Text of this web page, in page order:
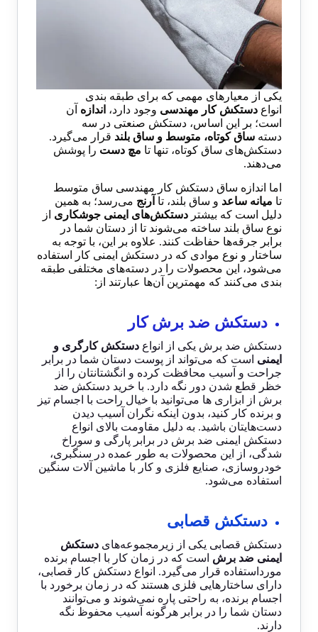
یکی از معیارهای مهمی که برای طبقه بندی
انواع دستکش کار مهندسی وجود دارد، اندازه آن
است؛ بر این اساس، دستکش صنعتی در سه
دستهساق کوتاه، متوسط و ساق بلند قرار می‌گیرد.
دستکش‌های ساق کوتاه، تنها تا مچ دست را پوشش
می‌دهند.
اما اندازه ساق دستکش کار مهندسی ساق متوسط
تا میانه ساعد و ساق بلند، تا آرنج می‌رسد؛ به همین
دلیل است که بیشتردستکش‌های ایمنی جوشکاری از
نوع ساق بلند ساخته می‌شوند تا از دستان شما در
برابر جرقه‌ها حفاظت کنند. علاوه بر این، با توجه به
ساختار و نوع موادی که در دستکش ایمنی کار استفاده
می‌شود، این محصولات را در دسته‌های مختلفی طبقه
بندی می‌کنند که مهمترین آن‌ها عبارتند از:
دستکش ضد برش کار
دستکش ضد برش یکی از انواعدستکش کارگری و
ایمنی است که می‌تواند از پوست دستان شما در برابر
جراحت و آسیب محافظت کرده و انگشتانتان را از
خظر قطع شدن دور نگه دارد. با خرید دستکش ضد
برش از ابزاری ها می‌توانید با خیال راحت با اجسام تیز
و برنده کار کنید، بدون اینکه نگران آسیب دیدن
دست‌هایتان باشید. به دلیل مقاومت بالای انواع
دستکش ایمنی ضد برش در برابر پارگی و سوراخ
شدگی، از این محصولات به طور عمده در سنگبری،
خودروسازی، صنایع فلزی و کار با ماشین آلات سنگین
استفاده می‌شود.
دستکش قصابی
دستکش قصابی یکی از زیرمجموعه‌هایدستکش
ایمنی ضد برش است که در زمان کار با اجسام برنده
مورداستفاده قرار می‌گیرد. انواعدستکش کار قصابی،
دارای ساختارهایی فلزی هستند که در زمان برخورد با
اجسام برنده، به راحتی پاره نمی‌شوند و می‌توانند
دستان شما را در برابر هرگونه آسیب محفوظ نگه
دارند.